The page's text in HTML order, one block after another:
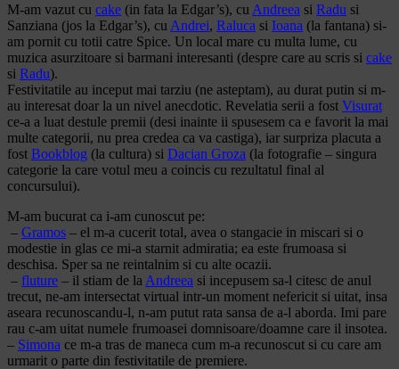
M-am vazut cu cake (in fata la Edgar’s), cu Andreea si Radu si
Sanziana (jos la Edgar’s), cu Andrei, Raluca si Ioana (la fantana) si-
am pornit cu totii catre Spice. Un local mare cu multa lume, cu
muzica asurzitoare si barmani interesanti (despre care au scris si cake
si Radu).
Festivitatile au inceput mai tarziu (ne asteptam), au durat putin si m-
au interesat doar la un nivel anecdotic. Revelatia serii a fost Visurat
ce-a a luat destule premii (desi inainte ii spusesem ca e favorit la mai
multe categorii, nu prea credea ca va castiga), iar surpriza placuta a
fost Bookblog (la cultura) si Dacian Groza (la fotografie – singura
categorie la care votul meu a coincis cu rezultatul final al
concursului).
M-am bucurat ca i-am cunoscut pe:
– Gramos – el m-a cucerit total, avea o stangacie in miscari si o
modestie in glas ce mi-a starnit admiratia; ea este frumoasa si
deschisa. Sper sa ne reintalnim si cu alte ocazii.
– fluture – il stiam de la Andreea si incepusem sa-l citesc de anul
trecut, ne-am intersectat virtual intr-un moment nefericit si uitat, insa
aseara recunoscandu-l, n-am putut rata sansa de a-l aborda. Imi pare
rau c-am uitat numele frumoasei domnisoare/doamne care il insotea.
– Simona ce m-a tras de maneca cum m-a recunoscut si cu care am
urmarit o parte din festivitatile de premiere.